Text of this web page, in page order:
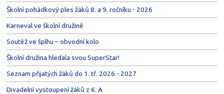
Školní pohádkový ples žáků 8. a 9. ročníku - 2026
Karneval ve školní družině
Soutěž ve šplhu – obvodní kolo
Školní družina hledala svou SuperStar!
Seznam přijatých žáků do 1. tř. 2026 - 2027
Divadelní vystoupení žáků z 6. A